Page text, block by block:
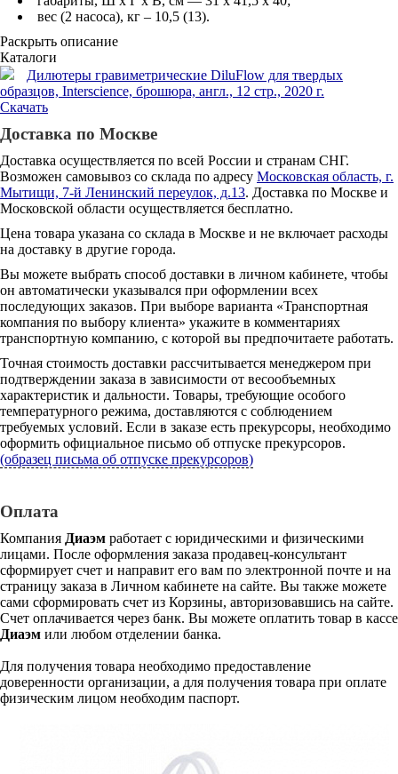
вес (2 насоса), кг – 10,5 (13).
Раскрыть описание
Каталоги
Дилютеры гравиметрические DiluFlow для твердых
образцов, Interscience, брошюра, англ., 12 стр., 2020 г.
Скачать
Доставка по Москве
Доставка осуществляется по всей России и странам СНГ.
Возможен самовывоз со склада по адресу Московская область, г.
Мытищи, 7-й Ленинский переулок, д.13. Доставка по Москве и
Московской области осуществляется бесплатно.
Цена товара указана со склада в Москве и не включает расходы
на доставку в другие города.
Вы можете выбрать способ доставки в личном кабинете, чтобы
он автоматически указывался при оформлении всех
последующих заказов. При выборе варианта «Транспортная
компания по выбору клиента» укажите в комментариях
транспортную компанию, с которой вы предпочитаете работать.
Точная стоимость доставки рассчитывается менеджером при
подтверждении заказа в зависимости от весообъемных
характеристик и дальности. Товары, требующие особого
температурного режима, доставляются с соблюдением
требуемых условий. Если в заказе есть прекурсоры, необходимо
оформить официальное письмо об отпуске прекурсоров.
(образец письма об отпуске прекурсоров)
Оплата
Компания Диаэм работает с юридическими и физическими
лицами. После оформления заказа продавец-консультант
сформирует счет и направит его вам по электронной почте и на
страницу заказа в Личном кабинете на сайте. Вы также можете
сами сформировать счет из Корзины, авторизовавшись на сайте.
Счет оплачивается через банк. Вы можете оплатить товар в кассе
Диаэм или любом отделении банка.
Для получения товара необходимо предоставление
доверенности организации, а для получения товара при оплате
физическим лицом необходим паспорт.